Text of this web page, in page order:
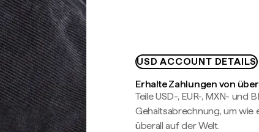
USD ACCOUNT DETAILS
Erhalte Zahlungen von
Teile USD-, EUR-, MXN- und
Gehaltsabrechnung, um wie
überall auf der Welt.